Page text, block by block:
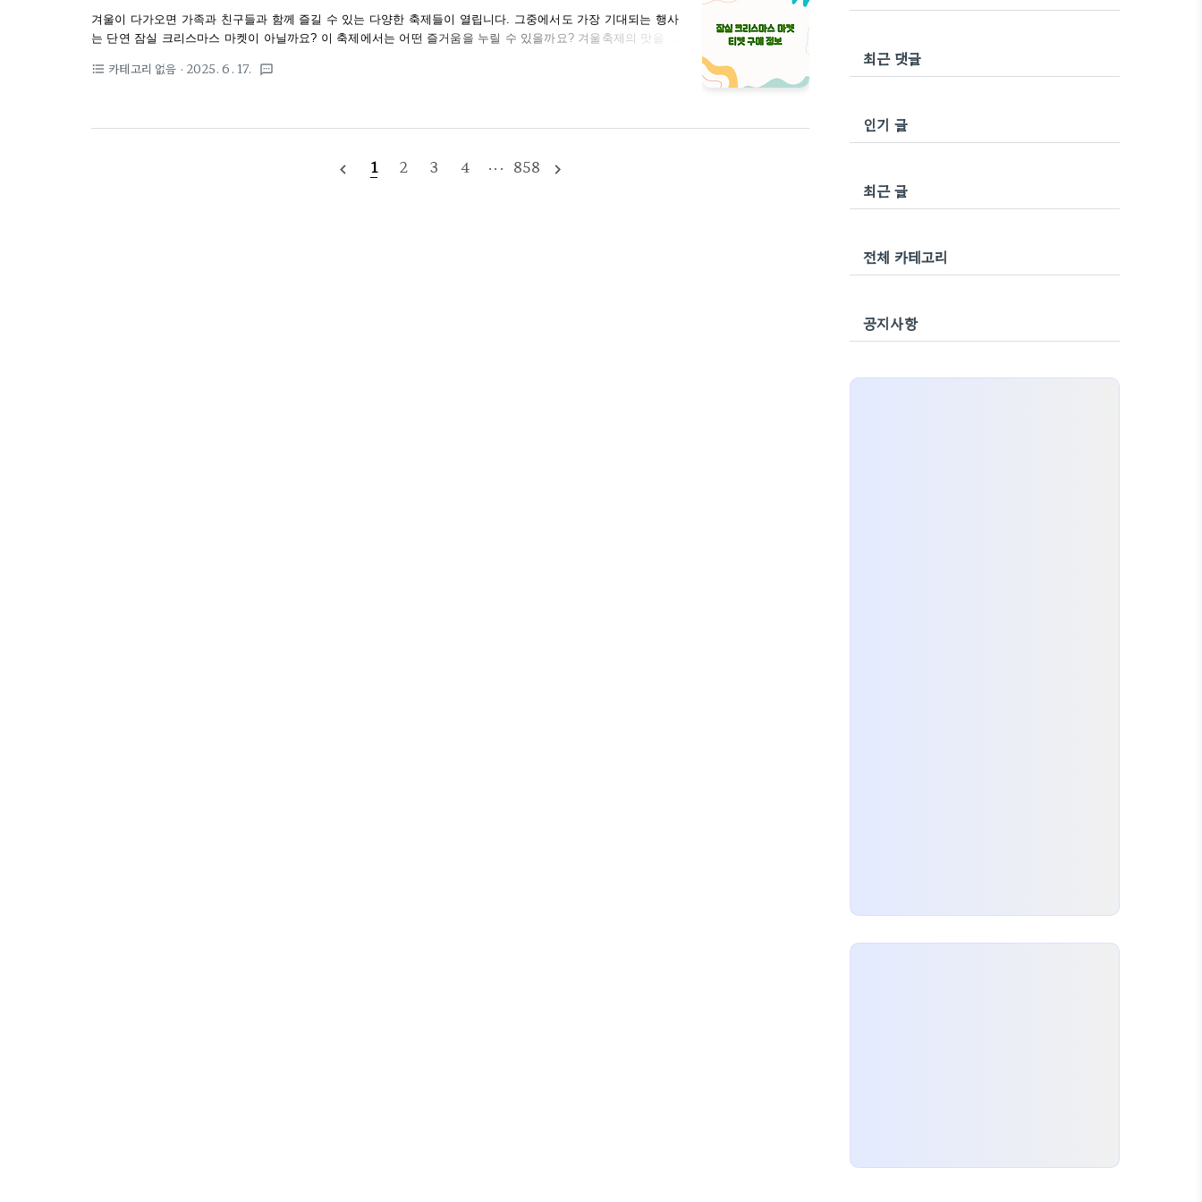
겨울이 다가오면 가족과 친구들과 함께 즐길 수 있는 다양한 축제들이 열립니다. 그중에서도 가장 기대되는 행사
는 단연 잠실 크리스마스 마켓이 아닐까요? 이 축제에서는 어떤 즐거움을 누릴 수 있을까요? 겨울축제의 맛을 느
길 거리가 가득합니다. 이 축제에 참여하면 크리스마스 분위기를 만끽하며 가족과 친구들과 함께 즐거운 시간을
31일까지 개최될 예정입니다. 이 기간 동안 잠실..
format_list_bulleted 카테고리 없음 · 2025. 6. 17. textsms
navigate_before 1 2 3 4 ··· 858 navigate_next
최근 댓글
인기 글
최근 글
전체 카테고리
공지사항